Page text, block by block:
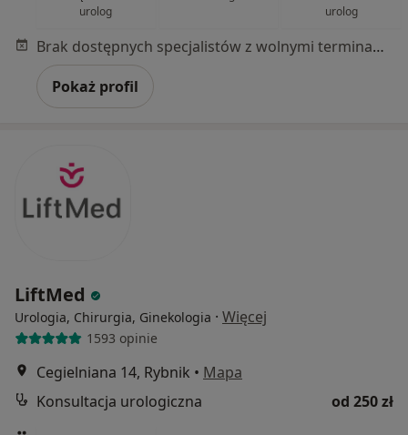
urolog
urolog
Brak dostępnych specjalistów z wolnymi terminami w tym centrum medycznym.
Pokaż profil
LiftMed
Urologia, Chirurgia, Ginekologia · Więcej
1593 opinie
Cegielniana 14, Rybnik • Mapa
Konsultacja urologiczna
od 250 zł